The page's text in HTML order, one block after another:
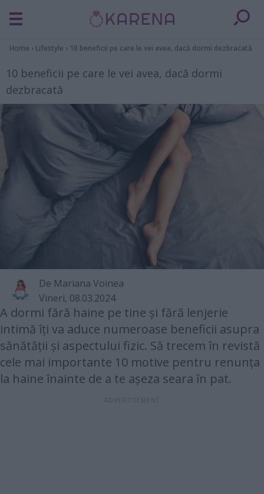
Home › Lifestyle › 10 beneficii pe care le vei avea, dacă dormi dezbracată
10 beneficii pe care le vei avea, dacă dormi
dezbracată
De Mariana Voinea
Vineri, 08.03.2024
A dormi fără haine pe tine și fără lenjerie
intimă îți va aduce numeroase beneficii asupra
sănătății și aspectului fizic. Să trecem în revistă
cele mai importante 10 motive pentru renunța
la haine înainte de a te așeza seara în pat.